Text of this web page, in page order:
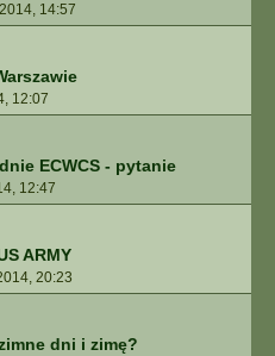
14:57
12:07
ECWCS - pytanie
12:47
ARMY
20:23
dni i zimę?